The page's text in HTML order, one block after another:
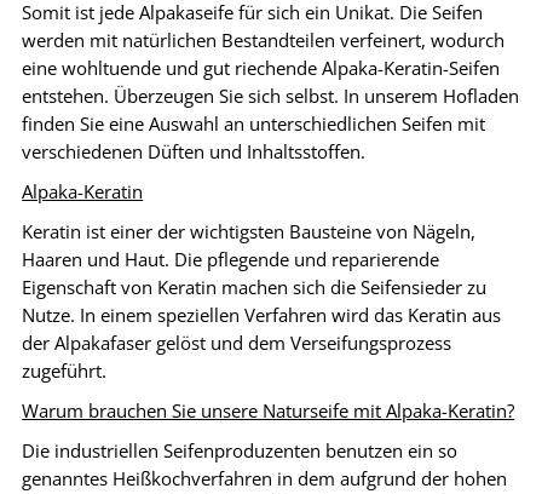
Somit ist jede Alpakaseife für sich ein Unikat. Die Seifen
werden mit natürlichen Bestandteilen verfeinert, wodurch
eine wohltuende und gut riechende Alpaka-Keratin-Seifen
entstehen. Überzeugen Sie sich selbst. In unserem Hofladen
finden Sie eine Auswahl an unterschiedlichen Seifen mit
verschiedenen Düften und Inhaltsstoffen.
Alpaka-Keratin
Keratin ist einer der wichtigsten Bausteine von Nägeln,
Haaren und Haut. Die pflegende und reparierende
Eigenschaft von Keratin machen sich die Seifensieder zu
Nutze. In einem speziellen Verfahren wird das Keratin aus
der Alpakafaser gelöst und dem Verseifungsprozess
zugeführt.
Warum brauchen Sie unsere Naturseife mit Alpaka-Keratin?
Die industriellen Seifenproduzenten benutzen ein so
genanntes Heißkochverfahren in dem aufgrund der hohen